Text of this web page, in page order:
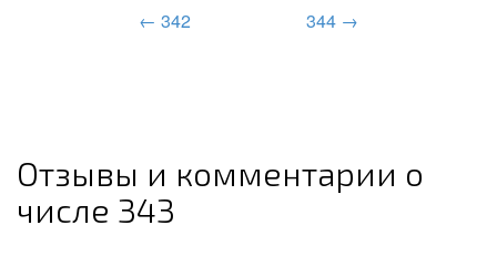
← 342 344 →
Отзывы и комментарии о
числе 343